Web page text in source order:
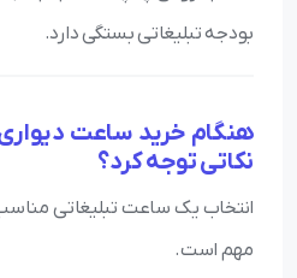
بودجه تبلیغاتی بستگی دارد.
هنگام خرید ساعت دیواری
نکاتی توجه کرد؟
انتخاب یک ساعت تبلیغاتی
مهم است.